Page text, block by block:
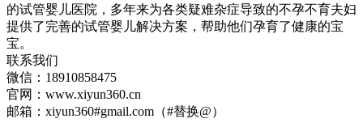
的试管婴儿医院，多年来为各类疑难杂症导致的不孕不育夫妇
提供了完善的试管婴儿解决方案，帮助他们孕育了健康的宝
宝。
联系我们
微信：18910858475
官网：www.xiyun360.cn
邮箱：xiyun360#gmail.com（#替换@）